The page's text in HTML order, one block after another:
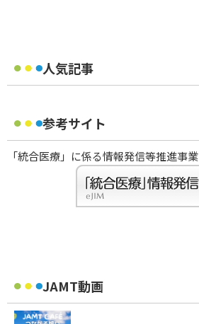
人気記事
参考サイト
「統合医療」に係る情報発信等推進事業
JAMT動画